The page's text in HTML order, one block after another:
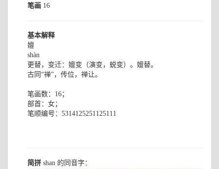
笔画 16
基本解释
嬗
shàn
更替，变迁：嬗变（演变，蜕变）。嬗替。
古同“禅”，传位，禅让。
笔画数：16；
部首：女；
笔顺编号：5314125251125111
简拼 shan 的同音字：